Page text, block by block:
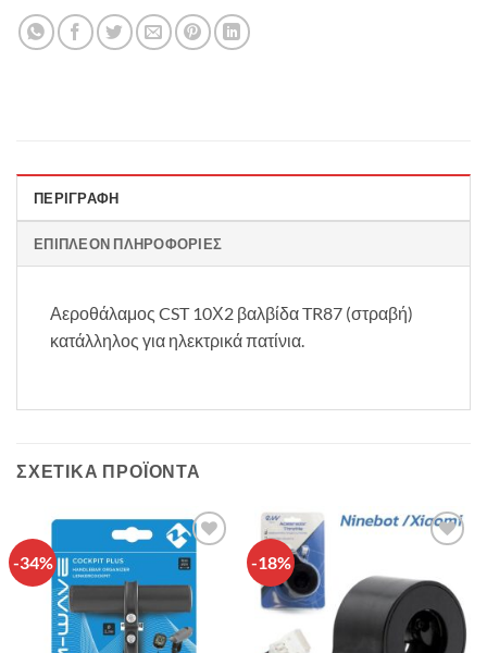
ΠΕΡΙΓΡΑΦΉ
ΕΠΙΠΛΈΟΝ ΠΛΗΡΟΦΟΡΊΕΣ
Αεροθάλαμος CST 10Χ2 βαλβίδα TR87 (στραβή)
κατάλληλος για ηλεκτρικά πατίνια.
ΣΧΕΤΙΚΆ ΠΡΟΪΌΝΤΑ
-34%
Πρόσθήκη
στην λίστα
επιθυμιών
-18%
στην λίστα
επιθυμιών